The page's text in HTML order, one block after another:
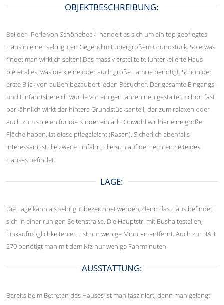
OBJEKTBESCHREIBUNG:
Bei der "Perle von Schönebeck" handelt es sich um ein top gepflegtes
Haus in einer sehr guten Gegend mit übergroßem Grundstück. So etwas
findet man wirklich selten! Das massiv erstellte teilunterkellerte Haus
bietet alles, was die kleine oder auch große Familie benötigt. Schon der
erste Blick von außen bezaubert jeden Besucher. Der gesamte Eingangs-
und Einfahrtsbereich wurde vor einigen Jahren neu gestaltet. Schon fast
parkähnlich wirkt der hintere Grundstücksanteil, der zum relaxen oder
auch zum spielen für die Kinder einlädt. Obwohl wir hier eine große
Fläche haben, ist diese pflegeleicht (Rasen). Sicherlich ebenfalls
interessant ist die zweite Einfahrt, die sich auf der rechten Seite des
Hauses befindet.
LAGE:
Die Lage kann als sehr gut bezeichnet werden, denn das Haus befindet
sich in einer ruhigen Seitenstraße. Die Hauptstr. mit Bushaltestellen,
Einkaufmöglichkeiten etc. ist nur wenige Minuten entfernt. Auch zur BAB
270 benötigt man mit dem Kfz nur wenige Fahrminuten.
AUSSTATTUNG:
Bereits beim Betreten des Hauses ist man fasziniert, denn man gelangt